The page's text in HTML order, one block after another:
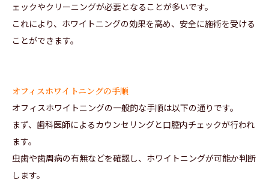
ェックやクリーニングが必要となることが多いです。
これにより、ホワイトニングの効果を高め、安全に施術を受ける
ことができます。
オフィスホワイトニングの手順
オフィスホワイトニングの一般的な手順は以下の通りです。
まず、歯科医師によるカウンセリングと口腔内チェックが行われ
ます。
虫歯や歯周病の有無などを確認し、ホワイトニングが可能か判断
します。